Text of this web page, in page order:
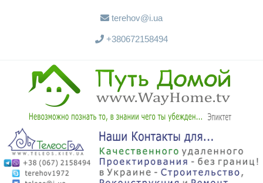
terehov@i.ua
+380672158494